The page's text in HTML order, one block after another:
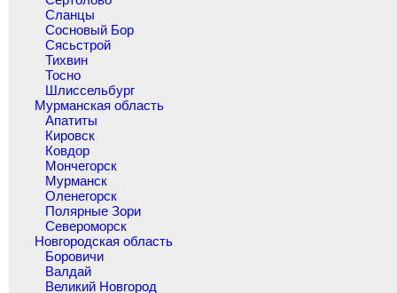
Сланцы
Сосновый Бор
Сясьстрой
Тихвин
Тосно
Шлиссельбург
Мурманская область
Апатиты
Кировск
Ковдор
Мончегорск
Мурманск
Оленегорск
Полярные Зори
Североморск
Новгородская область
Боровичи
Валдай
Великий Новгород